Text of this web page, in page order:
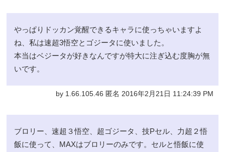
やっぱりドッカン覚醒できるキャラに使っちゃいますよ
ね、私は速超3悟空とゴジータに使いました。
本当はベジータが好きなんですが特大に注ぎ込む度胸が無
いです。
by 1.66.105.46 匿名 2016年2月21日 11:24:39 PM
ブロリー、速超３悟空、超ゴジータ、技Pセル、力超２悟
飯に使って、MAXはブロリーのみです。セルと悟飯に使